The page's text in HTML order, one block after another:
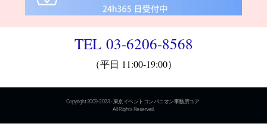
TEL 03-6206-8568
（平日 11:00-19:00）
Copyright 2009-2023 - 東京イベントコンパニオン事務所コア .
All Rights Reserved.